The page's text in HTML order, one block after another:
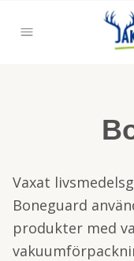
Vaxat
Boneguard
produkter med